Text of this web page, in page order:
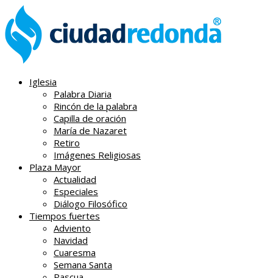
Iglesia
Palabra Diaria
Rincón de la palabra
Capilla de oración
María de Nazaret
Retiro
Imágenes Religiosas
Plaza Mayor
Actualidad
Especiales
Diálogo Filosófico
Tiempos fuertes
Adviento
Navidad
Cuaresma
Semana Santa